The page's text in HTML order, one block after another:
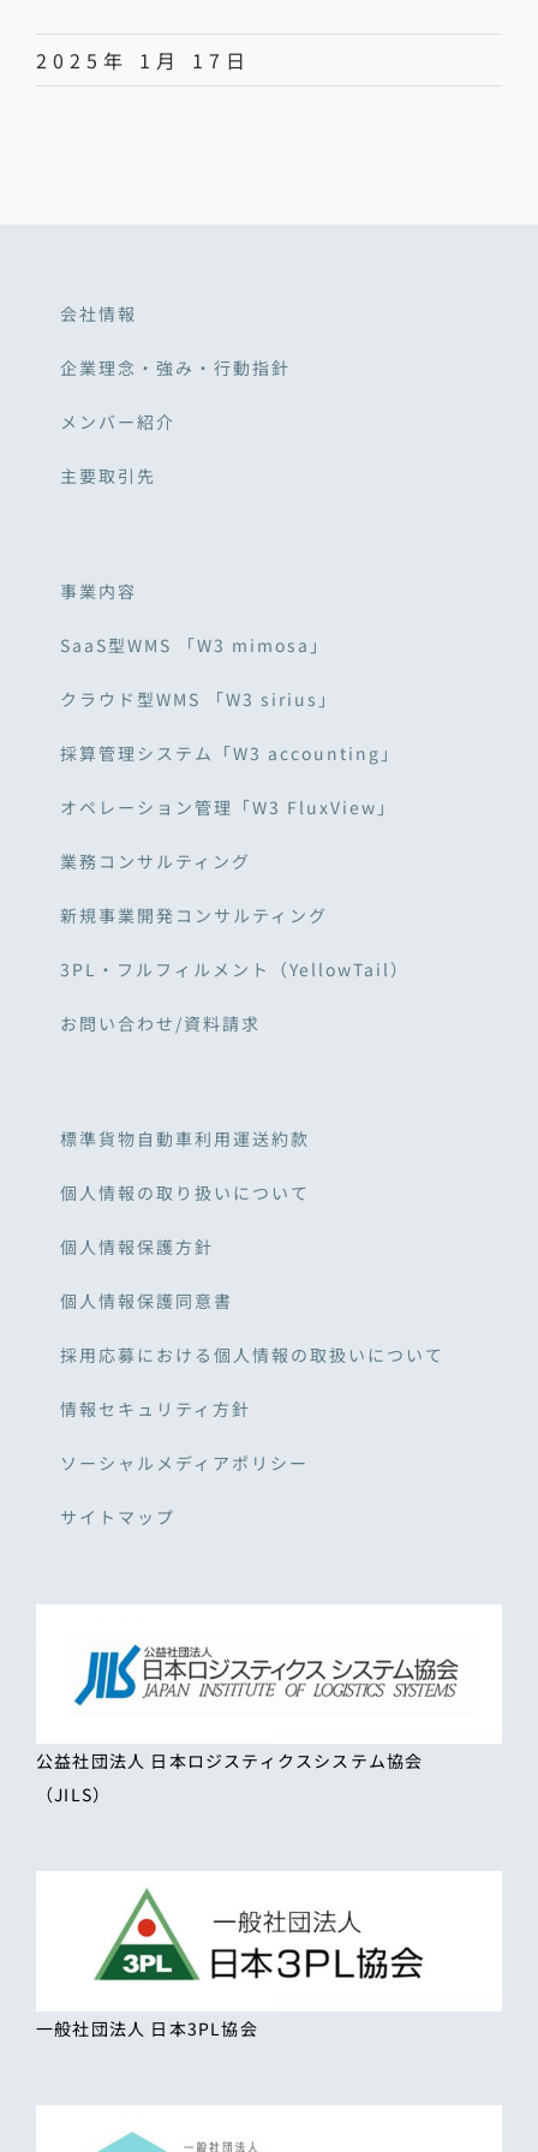
2025年 1月 17日
会社情報
企業理念・強み・行動指針
メンバー紹介
主要取引先
事業内容
SaaS型WMS 「W3 mimosa」
クラウド型WMS 「W3 sirius」
採算管理システム「W3 accounting」
オペレーション管理「W3 FluxView」
業務コンサルティング
新規事業開発コンサルティング
3PL・フルフィルメント（YellowTail）
お問い合わせ/資料請求
標準貨物自動車利用運送約款
個人情報の取り扱いについて
個人情報保護方針
個人情報保護同意書
採用応募における個人情報の取扱いについて
情報セキュリティ方針
ソーシャルメディアポリシー
サイトマップ
公益社団法人 日本ロジスティクスシステム協会
（JILS）
一般社団法人 日本3PL協会